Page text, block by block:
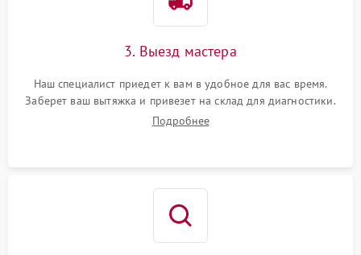
3. Выезд мастера
Наш специалист приедет к вам в удобное для вас время.
Заберет ваш вытяжка и привезет на склад для диагностики.
Подробнее